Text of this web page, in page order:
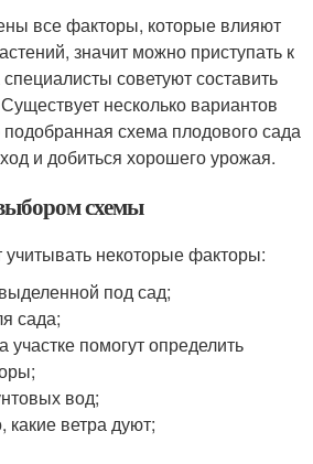
все факторы, которые влияют
значит можно приступать к
советуют составить
несколько вариантов
схема плодового сада
и добиться хорошего урожая.
схемы
учитывать некоторые факторы:
под сад;
сада;
участке помогут определить
вод;
ветра дуют;